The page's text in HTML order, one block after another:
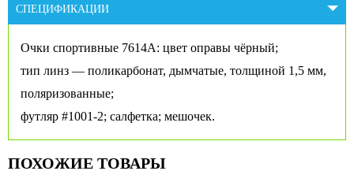
СПЕЦИФИКАЦИИ
Очки спортивные 7614A: цвет оправы чёрный;
тип линз — поликарбонат, дымчатые, толщиной 1,5 мм,
поляризованные;
футляр #1001-2; салфетка; мешочек.
ПОХОЖИЕ ТОВАРЫ